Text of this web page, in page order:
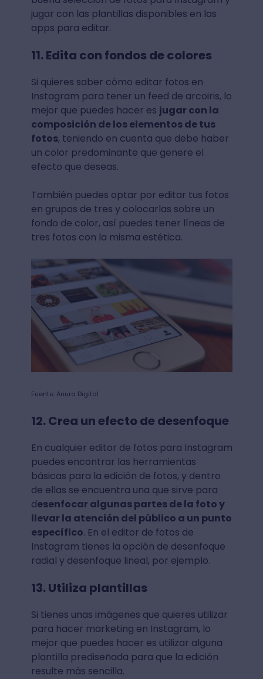
jugar con las plantillas disponibles en las
apps para editar.
11. Edita con fondos de colores
Si quieres saber cómo editar fotos en
Instagram para tener un feed de arcoiris, lo
mejor que puedes hacer es jugar con la
composición de los elementos de tus
fotos, teniendo en cuenta que debe haber
un color predominante que genere el
efecto que deseas.
También puedes optar por editar tus fotos
en grupos de tres y colocarlas sobre un
fondo de color, así puedes tener líneas de
tres fotos con la misma estética.
Fuente: Anura Digital
12. Crea un efecto de desenfoque
En cualquier editor de fotos para Instagram
puedes encontrar las herramientas
básicas para la edición de fotos, y dentro
de ellas se encuentra una que sirve para
desenfocar algunas partes de la foto y
llevar la atención del público a un punto
específico. En el editor de fotos de
Instagram tienes la opción de desenfoque
radial y desenfoque lineal, por ejemplo.
13. Utiliza plantillas
Si tienes unas imágenes que quieres utilizar
para hacer marketing en Instagram, lo
mejor que puedes hacer es utilizar alguna
plantilla prediseñada para que la edición
resulte más sencilla.